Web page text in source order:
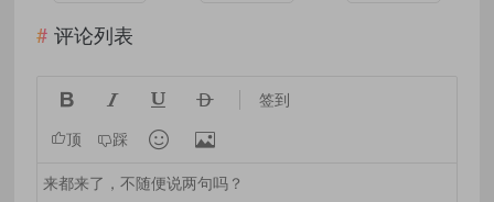
评论列表
    签到
顶 踩  